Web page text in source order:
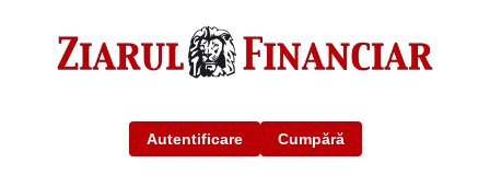
Autentificare Cumpără